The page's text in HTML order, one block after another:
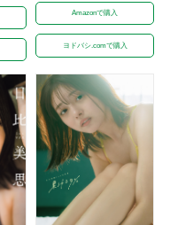
Amazonで購入
ヨドバシ.comで購入